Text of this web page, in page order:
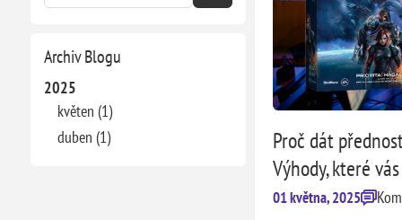
Archiv Blogu
2025
květen (1)
duben (1)
Proč dát
Výhody, které
01 května, 2025